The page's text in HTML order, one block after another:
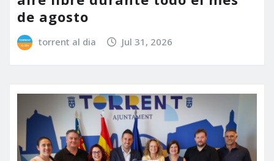
de agosto
torrent al dia Jul 31, 2026